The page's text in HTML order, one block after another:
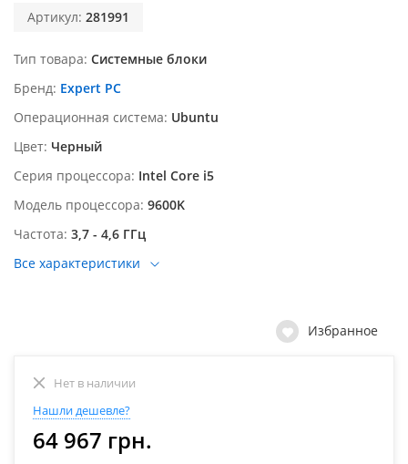
Артикул: 281991
Тип товара Системные блоки
Бренд Expert PC
Операционная система Ubuntu
Цвет Черный
Серия процессора Intel Core i5
Модель процессора 9600K
Частота 3,7 - 4,6 ГГц
Все характеристики
Избранное
Нет в наличии
Нашли дешевле?
64 967 грн.